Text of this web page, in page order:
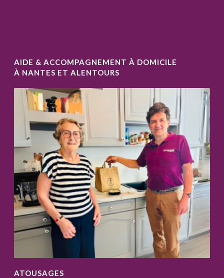
AIDE & ACCOMPAGNEMENT À DOMICILE
À NANTES ET ALENTOURS
ATOUSAGES